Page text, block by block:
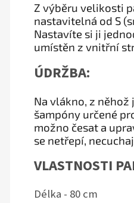
Z výběru velikosti
nastavitelná od S
Nastavíte si ji
umístěn z vnitřní
ÚDRŽBA:
Na vlákno, z
šampóny určené
možno česat a
se netřepí,
VLASTNOSTI
Délka - 80 cm